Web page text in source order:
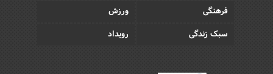
فرهنگی
ورزش
سبک زندگی
رویداد